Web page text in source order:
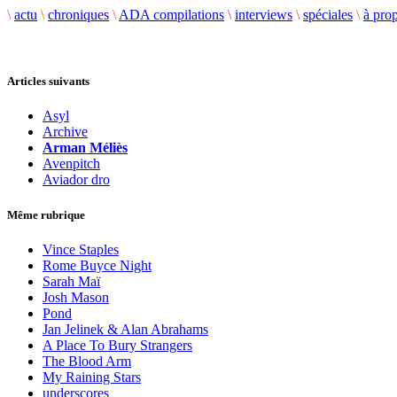
\ actu \ chroniques \ ADA compilations \ interviews \ spéciales \ à
Articles suivants
Asyl
Archive
Arman Méliès
Avenpitch
Aviador dro
Même rubrique
Vince Staples
Rome Buyce Night
Sarah Maï
Josh Mason
Pond
Jan Jelinek & Alan Abrahams
A Place To Bury Strangers
The Blood Arm
My Raining Stars
underscores